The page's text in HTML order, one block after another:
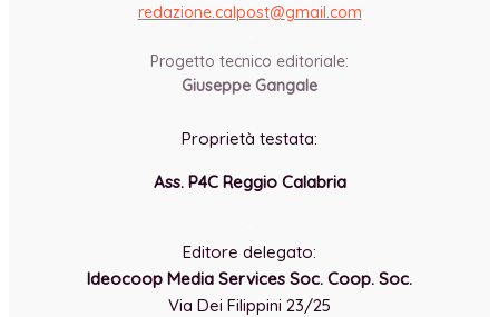
redazione.calpost@gmail.com
Progetto tecnico editoriale:
Giuseppe Gangale
Proprietà testata:
Ass. P4C Reggio Calabria
Editore delegato:
Ideocoop Media Services Soc. Coop. Soc.
Via Dei Filippini 23/25